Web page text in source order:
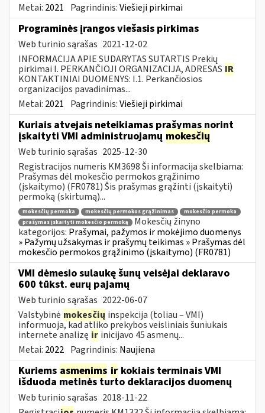
Metai: 2021 Pagrindinis:Viešieji pirkimai
Programinės įrangos viešasis pirkimas
Web turinio sąrašas 2021-12-02
INFORMACIJA APIE SUDARYTAS SUTARTIS Prekių
pirkimai I. PERKANČIOJI ORGANIZACIJA, ADRESAS IR
KONTAKTINIAI DUOMENYS: I.1. Perkančiosios
organizacijos pavadinimas...
Metai: 2021 Pagrindinis:Viešieji pirkimai
Kuriais atvejais neteikiamas prašymas norint
įskaityti VMI administruojamų mokesčių
Web turinio sąrašas 2025-12-30
Registracijos numeris KM3698 Ši informacija skelbiama:
Prašymas dėl mokesčio permokos grąžinimo
(įskaitymo) (FR0781) Šis prašymas grąžinti (įskaityti)
permoką (skirtumą)...
mokesčių permoka mokesčių permokos grąžinimas
mokesčio permoka
prašymas įskaityti mokesčio permoką
Mokesčių žinyno
kategorijos: Prašymai, pažymos ir mokėjimo duomenys
» Pažymų užsakymas ir prašymų teikimas » Prašymas dėl
mokesčio permokos grąžinimo (įskaitymo) (FR0781)
VMI dėmesio sulaukę šunų veisėjai deklaravo
600 tūkst. eurų pajamų
Web turinio sąrašas 2022-06-07
Valstybinė mokesčių inspekcija (toliau – VMI)
informuoja, kad atliko prekybos veisliniais šuniukais
internete analizę ir inicijavo 45 asmenų...
Metai: 2022 Pagrindinis: Naujiena
Kuriems asmenims ir kokiais terminais VMI
išduoda metinės turto deklaracijos duomenų
Web turinio sąrašas 2018-11-22